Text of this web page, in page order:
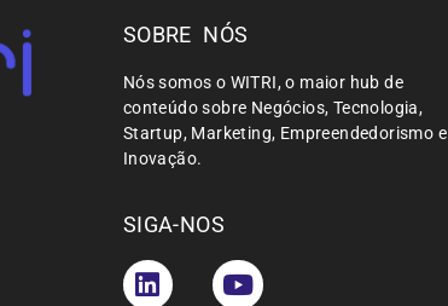
SOBRE NÓS
Nós somos o WITRI, o maior hub de
conteúdo sobre Negócios, Tecnologia,
Startup, Marketing, Empreendedorismo e
Inovação.
SIGA-NOS